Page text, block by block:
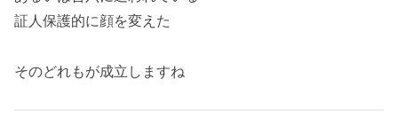
証人保護的に顔を変えた
そのどれもが成立しますね